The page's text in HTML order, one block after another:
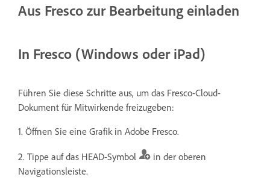
Aus Fresco zur Bearbeitung einladen
In Fresco (Windows oder iPad)
Führen Sie diese Schritte aus, um das Fresco-Cloud-
Dokument für Mitwirkende freizugeben:
1. Öffnen Sie eine Grafik in Adobe Fresco.
2. Tippe auf das HEAD-Symbol
in der oberen
Navigationsleiste.